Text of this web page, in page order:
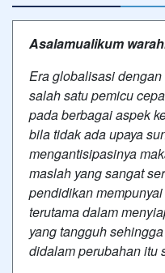
Asalamualikum
Era globalisasi
salah satu pemicu
pada berbagai aspek
bila tidak ada upaya
mengantisipasinya
maslah yang sangat
pendidikan
terutama dalam
yang tangguh
didalam perubahan itu